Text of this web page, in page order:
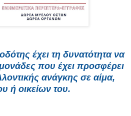
έχει τη δυνατότητα να
που έχει προσφέρει
ανάγκης σε αίμα,
ή οικείων του.